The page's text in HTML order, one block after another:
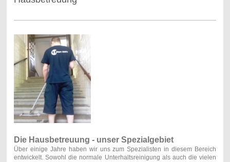
Die Hausbetreuung - unser Spezialgebiet
Über einige Jahre haben wir uns zum Spezialisten in diesem Bereich
entwickelt. Sowohl die normale Unterhaltsreinigung als auch die vielen